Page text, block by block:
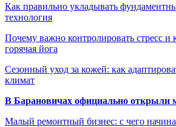
Как правильно укладывать
технология
Почему важно контролировать стресс и
горячая йога
Сезонный уход за кожей: как
климат
В Барановичах официально открыли
Малый ремонтный бизнес: с чего